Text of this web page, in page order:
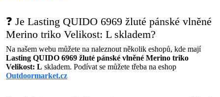
❓ Je Lasting QUIDO 6969 žluté pánské vlněné
Merino triko Velikost: L skladem?
Na našem webu můžete na naleznout několik eshopů, kde mají
Lasting QUIDO 6969 žluté pánské vlněné Merino triko
Velikost: L skladem. Podívat se můžete třeba na eshop
Outdoormarket.cz